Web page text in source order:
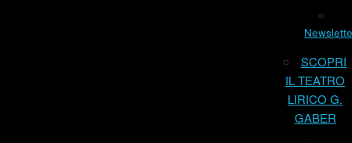
SCOPRI
IL TEATRO
LIRICO G.
GABER